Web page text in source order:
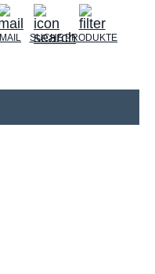
MAIL SUCHEPRODUKTE